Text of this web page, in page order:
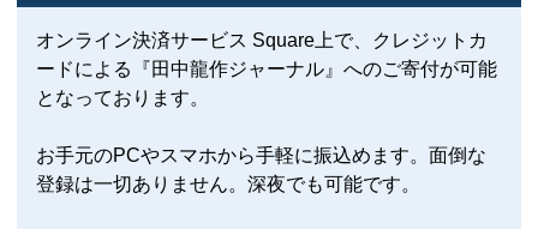
オンライン決済サービス Square上で、クレジットカ
ードによる『田中龍作ジャーナル』へのご寄付が可能
となっております。
お手元のPCやスマホから手軽に振込めます。面倒な
登録は一切ありません。深夜でも可能です。